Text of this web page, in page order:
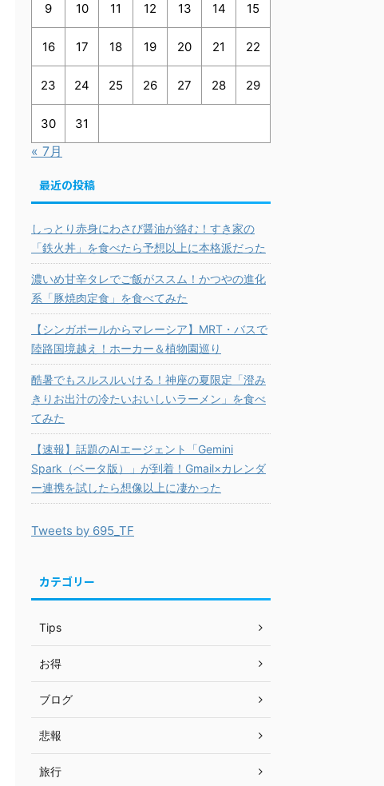
9 10 11 12 13 14 15
16 17 18 19 20 21 22
23 24 25 26 27 28 29
30 31
« 7月
最近の投稿
しっとり赤身にわさび醤油が絡む！すき家の
「鉄火丼」を食べたら予想以上に本格派だった
濃いめ甘辛タレでご飯がススム！かつやの進化
系「豚焼肉定食」を食べてみた
【シンガポールからマレーシア】MRT・バスで
陸路国境越え！ホーカー＆植物園巡り
酷暑でもスルスルいける！神座の夏限定「澄み
きりお出汁の冷たいおいしいラーメン」を食べ
てみた
【速報】話題のAIエージェント「Gemini
Spark（ベータ版）」が到着！Gmail×カレンダ
ー連携を試したら想像以上に凄かった
Tweets by 695_TF
カテゴリー
Tips
お得
ブログ
悲報
旅行